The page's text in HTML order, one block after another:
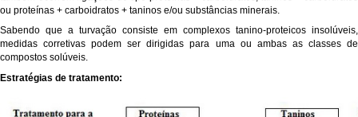
ou proteínas + carboidratos + taninos e/ou substâncias minerais.
Sabendo que a turvação consiste em complexos tanino-proteicos insolúveis,
medidas corretivas podem ser dirigidas para uma ou ambas as classes de
compostos solúveis.
Estratégias de tratamento: